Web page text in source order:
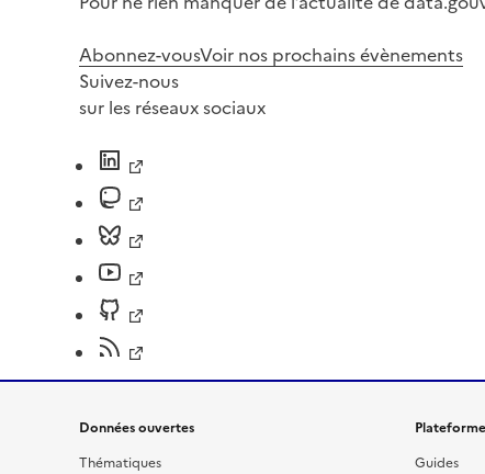
Abonnez-vousVoir nos prochains évènements
Suivez-nous
sur les réseaux sociaux
Données ouvertes
Thématiques
Plateforme
Guides